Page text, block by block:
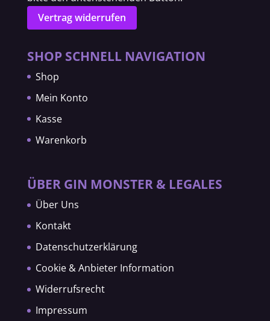
Vertrag widerrufen
SHOP SCHNELL NAVIGATION
Shop
Mein Konto
Kasse
Warenkorb
ÜBER GIN MONSTER & LEGALES
Über Uns
Kontakt
Datenschutzerklärung
Cookie & Anbieter Information
Widerrufsrecht
Impressum